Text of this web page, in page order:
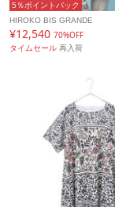
5％ポイントバック
HIROKO BIS GRANDE
¥12,540 70%OFF
タイムセール 再入荷